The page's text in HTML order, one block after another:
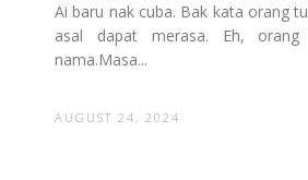
Ai baru nak cuba. Bak kata orang
asal dapat merasa. Eh,
nama.Masa...
AUGUST 24, 2024